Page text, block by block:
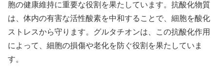
胞の健康維持に重要な役割を果たしています。抗酸化物質
は、体内の有害な活性酸素を中和することで、細胞を酸化
ストレスから守ります。グルタチオンは、この抗酸化作用
によって、細胞の損傷や老化を防ぐ役割を果たしていま
す。